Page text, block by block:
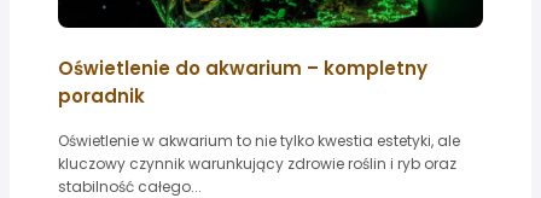
Oświetlenie do akwarium – kompletny
poradnik
Oświetlenie w akwarium to nie tylko kwestia estetyki, ale
kluczowy czynnik warunkujący zdrowie roślin i ryb oraz
stabilność całego...